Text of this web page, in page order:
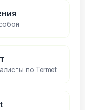
по Termet